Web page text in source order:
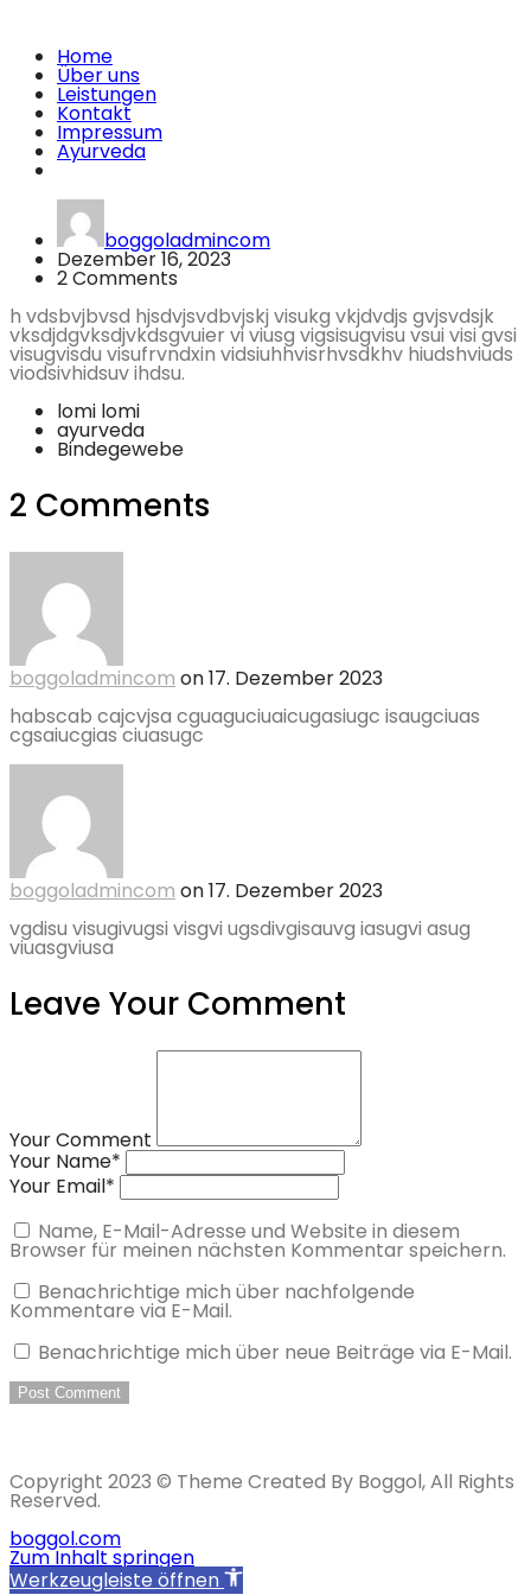
Home
Über uns
Leistungen
Kontakt
Impressum
Ayurveda
boggoladmincom
Dezember 16, 2023
2 Comments
h vdsbvjbvsd hjsdvjsvdbvjskj visukg vkjdvdjs gvjsvdsjk
vksdjdgvksdjvkdsgvuier vi viusg vigsisugvisu vsui visi gvsi
visugvisdu visufrvndxin vidsiuhhvisrhvsdkhv hiudshviuds
viodsivhidsuv ihdsu.
lomi lomi
ayurveda
Bindegewebe
2 Comments
boggoladmincom on17. Dezember 2023
habscab cajcvjsa cguaguciuaicugasiugc isaugciuas
cgsaiucgias ciuasugc
boggoladmincom on17. Dezember 2023
vgdisu visugivugsi visgvi ugsdivgisauvg iasugvi asug
viuasgviusa
Leave Your Comment
Your Comment
Your Name*
Your Email*
Name, E-Mail-Adresse und Website in diesem
Browser für meinen nächsten Kommentar speichern.
Benachrichtige mich über nachfolgende
Kommentare via E-Mail.
Benachrichtige mich über neue Beiträge via E-Mail.
Copyright 2023 © Theme Created By Boggol, All Rights
Reserved.
boggol.com
Zum Inhalt springen
Werkzeugleiste öffnen